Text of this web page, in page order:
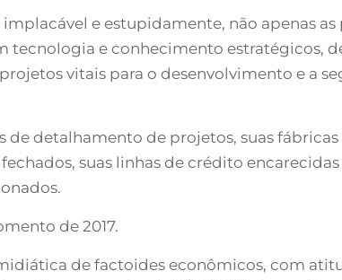
e estupidamente, não apenas as
tecnologia e conhecimento estratégicos,
vitais para o desenvolvimento e a
detalhamento de projetos, suas
suas linhas de crédito
de 2017.
de factoides econômicos, com